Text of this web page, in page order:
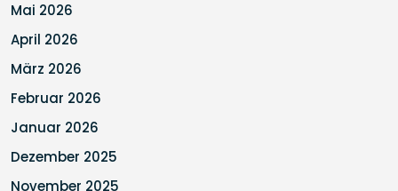
Mai 2026
April 2026
März 2026
Februar 2026
Januar 2026
Dezember 2025
November 2025